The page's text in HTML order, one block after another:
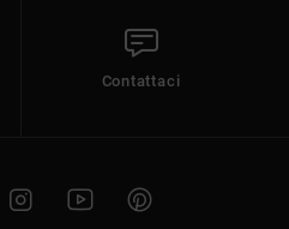
Contattaci